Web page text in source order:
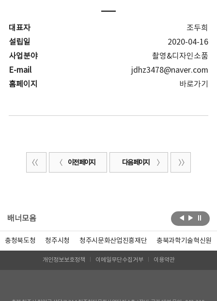
대표자
조두희
설립일
2020-04-16
사업분야
촬영&디자인소품
E-mail
jdhz3478@naver.com
홈페이지
바로가기
이전 페이지 다음 페이지
배너모음
충청북도청 청주시청 청주시문화산업진흥재단 충북과학기술혁신원
개인정보보호정책 이메일무단수집거부 이용약관